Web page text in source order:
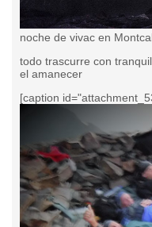
noche de vivac en
todo trascurre con
el amanecer
[caption